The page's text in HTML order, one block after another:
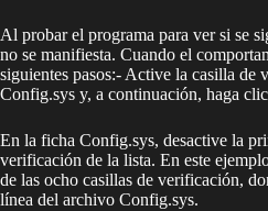
Al probar el programa para ver si se
no se manifiesta. Cuando el
siguientes pasos:- Active la casilla de
Config.sys y, a continuación, haga
En la ficha Config.sys, desactive la
verificación de la lista. En este
de las ocho casillas de verificación,
línea del archivo Config.sys.